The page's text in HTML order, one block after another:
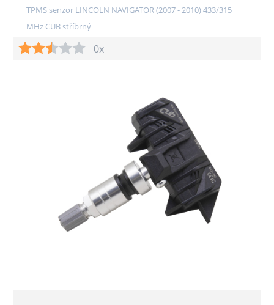
TPMS senzor LINCOLN NAVIGATOR (2007 - 2010) 433/315
MHz CUB stříbrný
0x